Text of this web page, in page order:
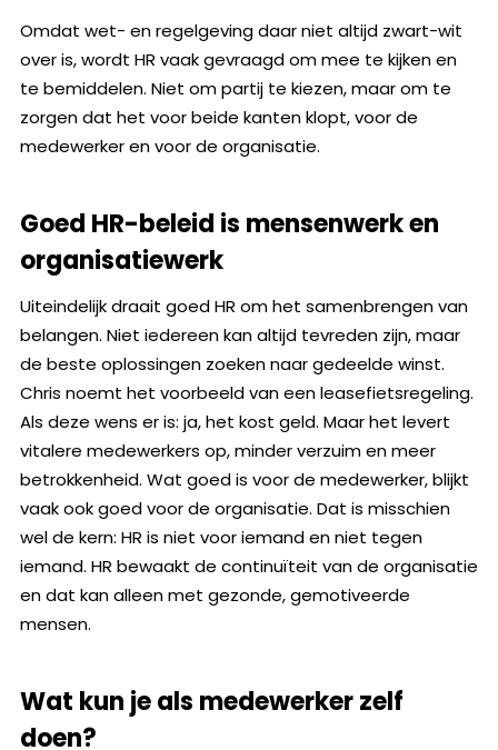
Omdat wet- en regelgeving daar niet altijd zwart-wit
over is, wordt HR vaak gevraagd om mee te kijken en
te bemiddelen. Niet om partij te kiezen, maar om te
zorgen dat het voor beide kanten klopt, voor de
medewerker en voor de organisatie.
Goed HR-beleid is mensenwerk en
organisatiewerk
Uiteindelijk draait goed HR om het samenbrengen van
belangen. Niet iedereen kan altijd tevreden zijn, maar
de beste oplossingen zoeken naar gedeelde winst.
Chris noemt het voorbeeld van een leasefietsregeling.
Als deze wens er is: ja, het kost geld. Maar het levert
vitalere medewerkers op, minder verzuim en meer
betrokkenheid. Wat goed is voor de medewerker, blijkt
vaak ook goed voor de organisatie. Dat is misschien
wel de kern: HR is niet voor iemand en niet tegen
iemand. HR bewaakt de continuïteit van de organisatie
en dat kan alleen met gezonde, gemotiveerde
mensen.
Wat kun je als medewerker zelf
doen?